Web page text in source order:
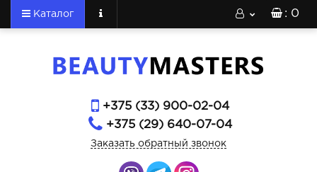
: 0
Каталог
+375 (33) 900-02-04
+375 (29) 640-07-04
Заказать обратный звонок